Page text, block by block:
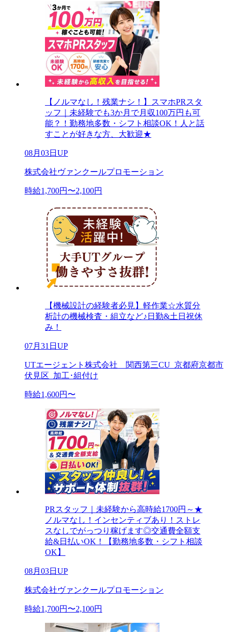
【ノルマなし！残業ナシ！】スマホPRスタ
ッフ｜未経験でも3か月で月収100万円も可
能？！勤務地多数・シフト相談OK！人と話
すことが好きな方、大歓迎★
08月03日UP
株式会社ヴァンクールプロモーション
時給1,700円〜2,100円
【機械設計の経験者必見】軽作業☆水質分
析計の機械検査・組立など♪日勤&土日祝休
み！
07月31日UP
UTエージェント株式会社 関西第三CU_京都府京都市
伏見区_加工･組付け
時給1,600円〜
PRスタッフ｜未経験から高時給1700円～★
ノルマなし！インセンティブあり！ストレ
スなしでがっつり稼げます◎交通費全額支
給&日払いOK！【勤務地多数・シフト相談
OK】
08月03日UP
株式会社ヴァンクールプロモーション
時給1,700円〜2,100円